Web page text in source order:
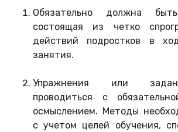
Обязательно должна
состоящая из четко
действий подростков в
занятия.
Упражнения или
проводиться с
осмыслением. Методы
с учетом целей обучения,